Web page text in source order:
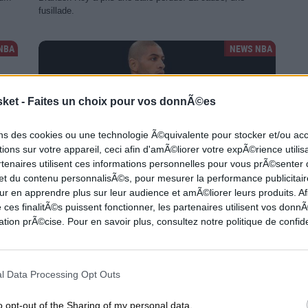
- Faites un choix pour vos donnÃ©es
des cookies ou une technologie Ã©quivalente pour stocker et/ou
sur votre appareil, ceci afin d'amÃ©liorer votre expÃ©rience
utilisent ces informations personnelles pour vous prÃ©senter
du contenu personnalisÃ©s, pour mesurer la performance
en apprendre plus sur leur audience et amÃ©liorer leurs produits.
ces finalitÃ©s puissent fonctionner, les partenaires utilisent vos
prÃ©cise. Pour en savoir plus, consultez notre politique de
Data Processing Opt Outs
opt-out of the Sharing of my personal data.
fusillade.
NEWS NBA
Nicolas Batum aura de lourdes responsabilités
offensives
Steve Clifford entend bien faire reposer le jeu offensif de